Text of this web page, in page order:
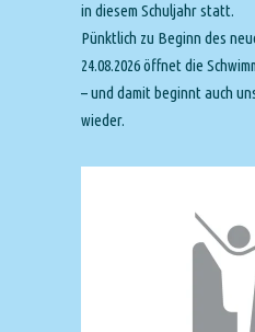
in diesem Schuljahr statt.
Pünktlich zu Beginn des
24.08.2026 öffnet die
– und damit beginnt auch
wieder.